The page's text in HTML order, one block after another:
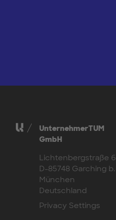
UnternehmerTUM
GmbH
Lichtenbergstraße 6
D-85748 Garching b.
München
Deutschland
Privacy Settings